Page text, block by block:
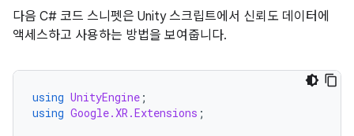
다음 C# 코드 스니펫은 Unity 스크립트에서 신뢰도 데이터에
액세스하고 사용하는 방법을 보여줍니다.
using UnityEngine ;
using Google.XR.Extensions ;